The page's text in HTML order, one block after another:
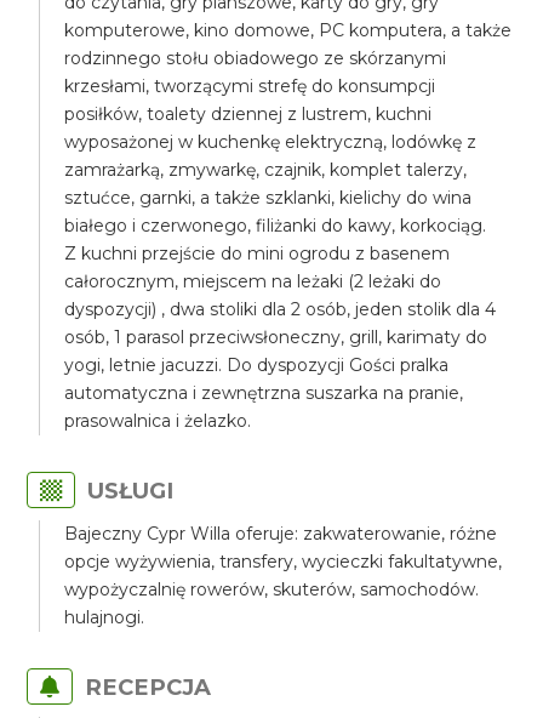
komputerowe, kino domowe, PC komputera, a także
rodzinnego stołu obiadowego ze skórzanymi
krzesłami, tworzącymi strefę do konsumpcji
posiłków, toalety dziennej z lustrem, kuchni
wyposażonej w kuchenkę elektryczną, lodówkę z
zamrażarką, zmywarkę, czajnik, komplet talerzy,
sztućce, garnki, a także szklanki, kielichy do wina
białego i czerwonego, filiżanki do kawy, korkociąg.
Z kuchni przejście do mini ogrodu z basenem
całorocznym, miejscem na leżaki (2 leżaki do
dyspozycji) , dwa stoliki dla 2 osób, jeden stolik dla 4
osób, 1 parasol przeciwsłoneczny, grill, karimaty do
yogi, letnie jacuzzi. Do dyspozycji Gości pralka
automatyczna i zewnętrzna suszarka na pranie,
prasowalnica i żelazko.
USŁUGI
Bajeczny Cypr Willa oferuje: zakwaterowanie, różne
opcje wyżywienia, transfery, wycieczki fakultatywne,
wypożyczalnię rowerów, skuterów, samochodów.
hulajnogi.
RECEPCJA